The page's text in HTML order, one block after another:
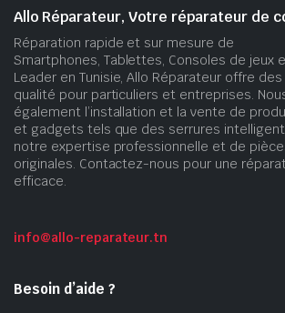
Allo Réparateur, Votre réparateur de
Réparation rapide et sur mesure de
Smartphones, Tablettes, Consoles de jeux
Leader en Tunisie, Allo Réparateur offre
qualité pour particuliers et entreprises.
également l’installation et la vente de
et gadgets tels que des serrures
notre expertise professionnelle et de
originales. Contactez-nous pour une
efficace.
info@allo-reparateur.tn
Besoin d’aide ?